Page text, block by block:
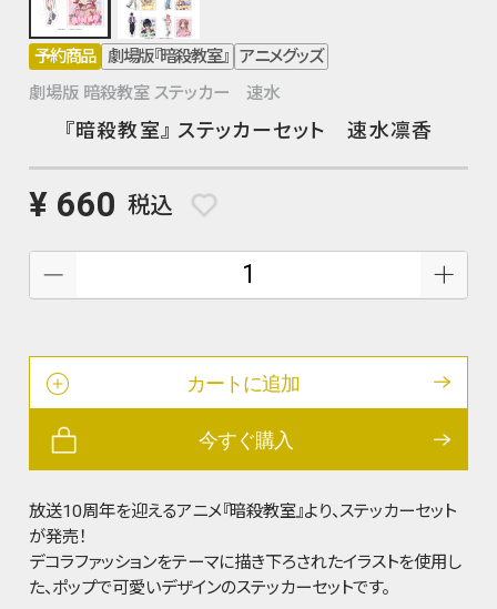
予約商品 劇場版『暗殺教室』 アニメグッズ
劇場版 暗殺教室 ステッカー 速水
『暗殺教室』 ステッカーセット 速水凛香
¥ 660 税込
カートに追加
今すぐ購入
放送10周年を迎えるアニメ『暗殺教室』より、ステッカーセット
が発売！
デコラファッションをテーマに描き下ろされたイラストを使用し
た、ポップで可愛いデザインのステッカーセットです。